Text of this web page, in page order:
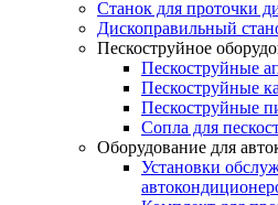
Станок для проточки
Дископравильный
Пескоструйное
Пескоструйные
Пескоструйные
Пескоструйные
Сопла для
Оборудование для
Установки